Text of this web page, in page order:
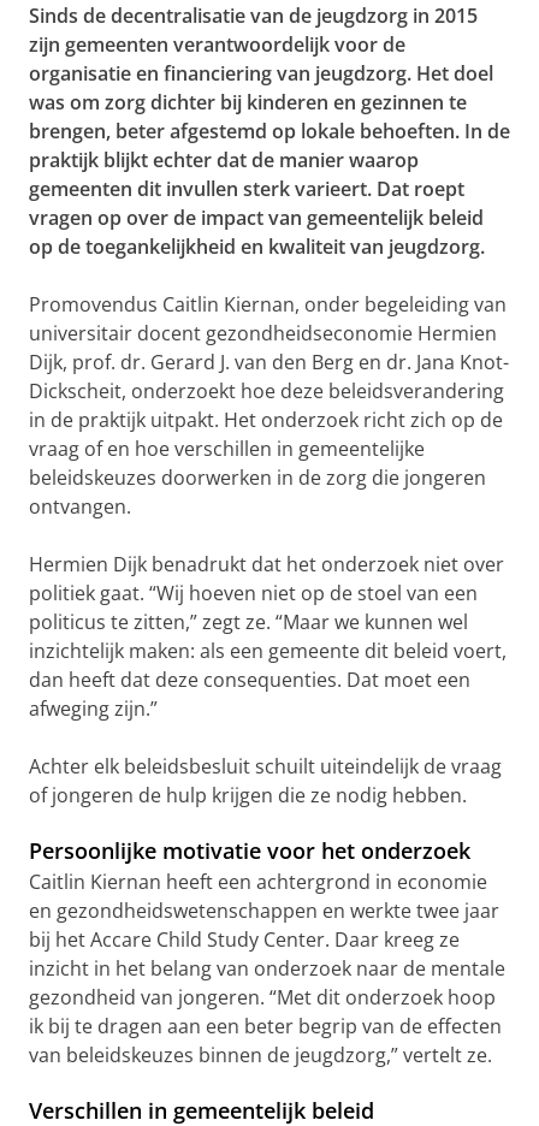
Sinds de decentralisatie van de jeugdzorg in 2015
zijn gemeenten verantwoordelijk voor de
organisatie en financiering van jeugdzorg. Het doel
was om zorg dichter bij kinderen en gezinnen te
brengen, beter afgestemd op lokale behoeften. In de
praktijk blijkt echter dat de manier waarop
gemeenten dit invullen sterk varieert. Dat roept
vragen op over de impact van gemeentelijk beleid
op de toegankelijkheid en kwaliteit van jeugdzorg.
Promovendus Caitlin Kiernan, onder begeleiding van
universitair docent gezondheidseconomie Hermien
Dijk, prof. dr. Gerard J. van den Berg en dr. Jana Knot-
Dickscheit, onderzoekt hoe deze beleidsverandering
in de praktijk uitpakt. Het onderzoek richt zich op de
vraag of en hoe verschillen in gemeentelijke
beleidskeuzes doorwerken in de zorg die jongeren
ontvangen.
Hermien Dijk benadrukt dat het onderzoek niet over
politiek gaat. “Wij hoeven niet op de stoel van een
politicus te zitten,” zegt ze. “Maar we kunnen wel
inzichtelijk maken: als een gemeente dit beleid voert,
dan heeft dat deze consequenties. Dat moet een
afweging zijn.”
Achter elk beleidsbesluit schuilt uiteindelijk de vraag
of jongeren de hulp krijgen die ze nodig hebben.
Persoonlijke motivatie voor het onderzoek
Caitlin Kiernan heeft een achtergrond in economie
en gezondheidswetenschappen en werkte twee jaar
bij het Accare Child Study Center. Daar kreeg ze
inzicht in het belang van onderzoek naar de mentale
gezondheid van jongeren. “Met dit onderzoek hoop
ik bij te dragen aan een beter begrip van de effecten
van beleidskeuzes binnen de jeugdzorg,” vertelt ze.
Verschillen in gemeentelijk beleid